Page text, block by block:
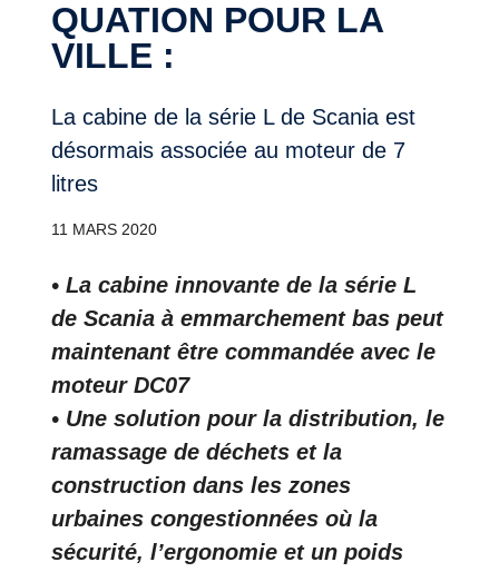
QUA­TION POUR LA
VILLE :
La cabine de la série L de Scania est
désormais associée au moteur de 7
litres
11 MARS 2020
• La cabine innovante de la série L
de Scania à emmarchement bas peut
maintenant être commandée avec le
moteur DC07
• Une solution pour la distribution, le
ramassage de déchets et la
construction dans les zones
urbaines congestionnées où la
sécurité, l’ergonomie et un poids